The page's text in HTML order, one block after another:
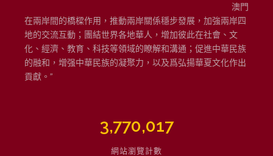
澳門
在兩岸間的橋樑作用，推動兩岸關係穩步發展，加強兩岸四
地的交流互動；團結世界各地華人，增加彼此在社會、文
化、經濟、教育、科技等領域的瞭解和溝通；促進中華民族
的融和，增强中華民族的凝聚力，以及爲弘揚華夏文化作出
貢獻。”
3,770,017
網站瀏覽計數